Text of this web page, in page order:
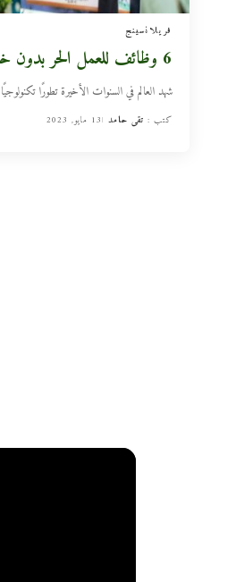
فريلانسينج
6 وظائف للعمل الحر بدون خبرة طويلة.. تعرف عليها
شهد العالم في السنوات الأخيرة تطورًا
كتب : تقى حامد 13 مايو, 2023